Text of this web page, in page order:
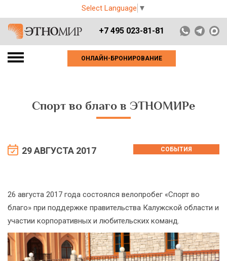
Select Language ▼
+7 495 023-81-81
ОНЛАЙН-БРОНИРОВАНИЕ
Спорт во благо в ЭТНОМИРе
29 АВГУСТА 2017 СОБЫТИЯ
26 августа 2017 года состоялся велопробег «Спорт во
благо» при поддержке правительства Калужской области и
участии корпоративных и любительских команд.